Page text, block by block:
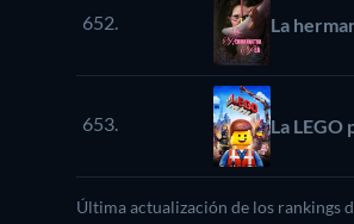
652. La
653. La LEGO
Última actualización de los rankings